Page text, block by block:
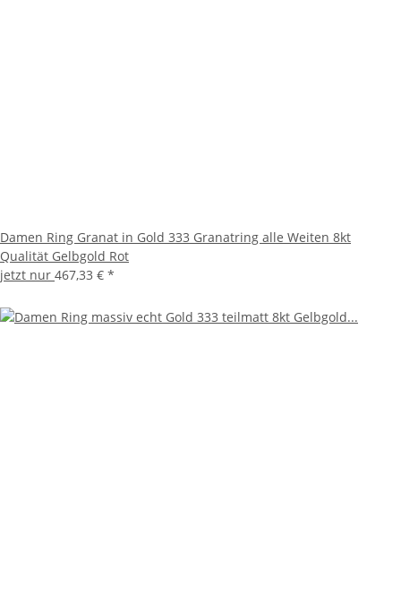
Damen Ring Granat in Gold 333 Granatring alle Weiten 8kt
Qualität Gelbgold Rot
jetzt nur 467,33 € *